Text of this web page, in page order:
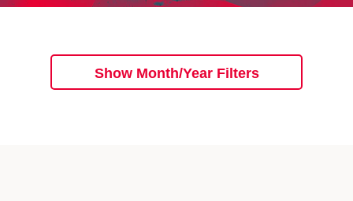
Show Month/Year Filters